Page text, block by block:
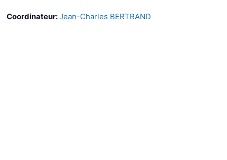
Coordinateur:Jean-Charles BERTRAND